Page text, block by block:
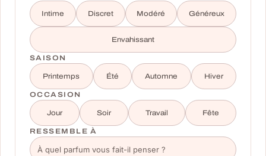
Intime Discret Modéré Généreux
Envahissant
SAISON
Printemps Été Automne Hiver
OCCASION
Jour Soir Travail Fête
RESSEMBLE À